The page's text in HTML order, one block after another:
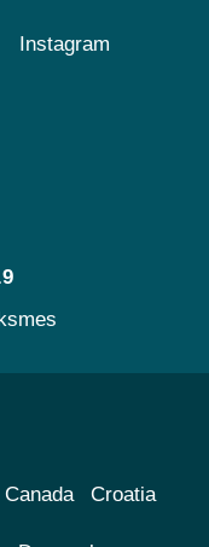
Instagram
Canada Croatia